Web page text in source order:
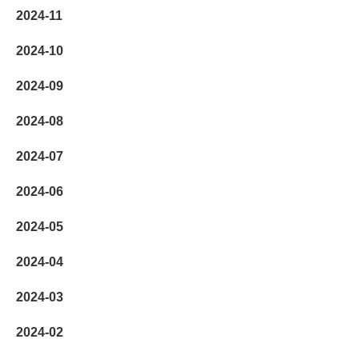
2024-11
2024-10
2024-09
2024-08
2024-07
2024-06
2024-05
2024-04
2024-03
2024-02